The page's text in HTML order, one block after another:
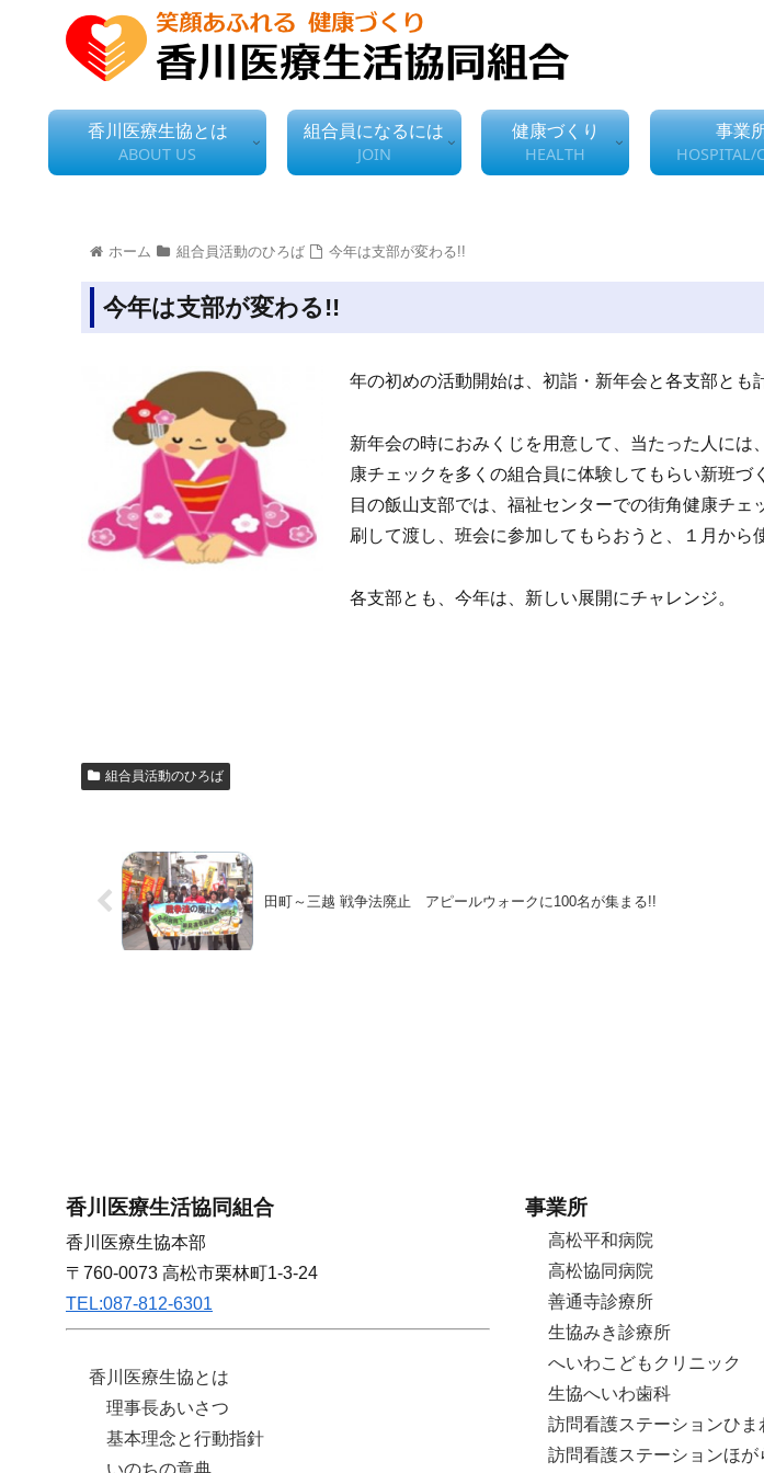
香川医療生協とは
ABOUT US
組合員になるには
JOIN
健康づくり
HEALTH
事業
HOSPITAL/
ホーム 組合員活動のひろば 今年は支部が変わる!!
今年は支部が変わる!!
年の初めの活動開始は、初詣・新年会と各支部とも
新年会の時におみくじを用意して、当たった人に
康チェックを多くの組合員に体験してもらい新班
目の飯山支部では、福祉センターでの街角健康チ
刷して渡し、班会に参加してもらおうと、１月から
各支部とも、今年は、新しい展開にチャレンジ。
組合員活動のひろば
田町～三越 戦争法廃止 アピールウォークに100名が集まる!!
香川医療生活協同組合
香川医療生協本部
〒760-0073 高松市栗林町1-3-24
TEL:087-812-6301
香川医療生協とは
理事長あいさつ
基本理念と行動指針
いのちの章典
事業所
高松平和病院
高松協同病院
善通寺診療所
生協みき診療所
へいわこどもクリニック
生協へいわ歯科
訪問看護ステーションひま
訪問看護ステーションほが